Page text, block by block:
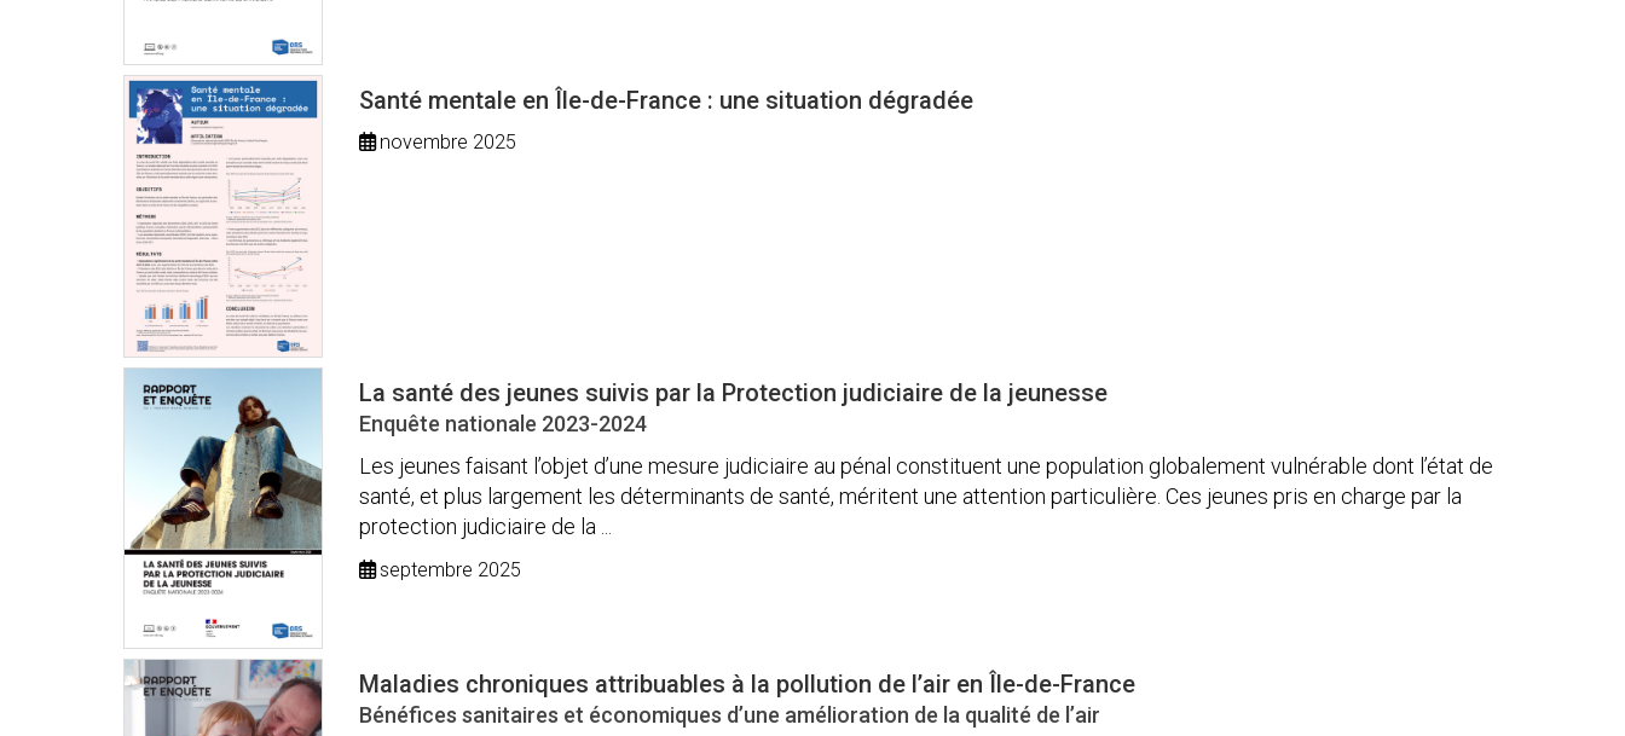
Santé mentale en Île-de-France : une situation dégradée
novembre 2025
La santé des jeunes suivis par la Protection judiciaire de la jeunesse
Enquête nationale 2023-2024
Les jeunes faisant l’objet d’une mesure judiciaire au pénal constituent une population globalement vulnérable dont l’état de
santé, et plus largement les déterminants de santé, méritent une attention particulière. Ces jeunes pris en charge par la
protection judiciaire de la ...
septembre 2025
Maladies chroniques attribuables à la pollution de l’air en Île-de-France
Bénéfices sanitaires et économiques d’une amélioration de la qualité de l’air